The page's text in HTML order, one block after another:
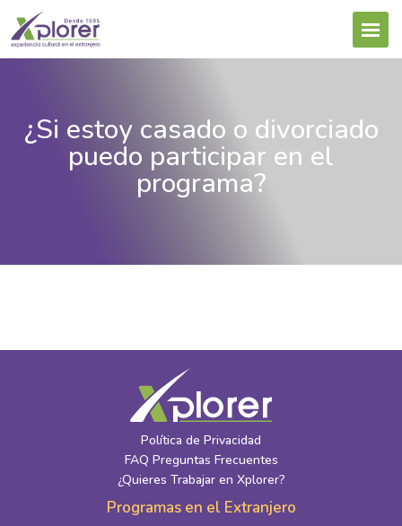
¿Si estoy casado o divorciado
puedo participar en el
programa?
Política de Privacidad
FAQ Preguntas Frecuentes
¿Quieres Trabajar en Xplorer?
Programas en el Extranjero